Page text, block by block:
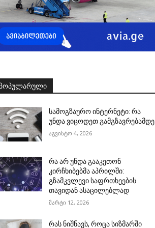
სამოგზაურო ინტერნეტი: რა
უნდა ვიცოდეთ გამგზავრებამდე
აგვისტო 4, 2026
რა არ უნდა გააკეთონ
კირჩხიბებმა აპრილში:
გზამკვლევი საფრთხეების
თავიდან ასაცილებლად
მარტი 12, 2026
რას ნიშნავს, როცა სიზმარში